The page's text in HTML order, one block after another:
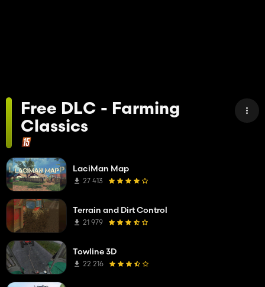
Free DLC - Farming
Classics
LaciMan Map
27 413
Terrain and Dirt Control
21 979
Towline 3D
22 216